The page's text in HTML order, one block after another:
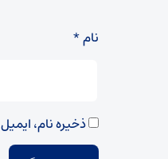
نام*
ذخیره نام،